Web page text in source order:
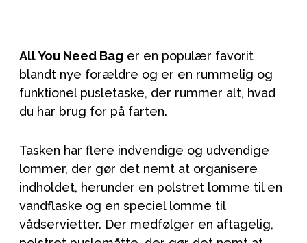
All You Need Bag er en populær favorit
blandt nye forældre og er en rummelig og
funktionel pusletaske, der rummer alt, hvad
du har brug for på farten.
Tasken har flere indvendige og udvendige
lommer, der gør det nemt at organisere
indholdet, herunder en polstret lomme til en
vandflaske og en speciel lomme til
vådservietter. Der medfølger en aftagelig,